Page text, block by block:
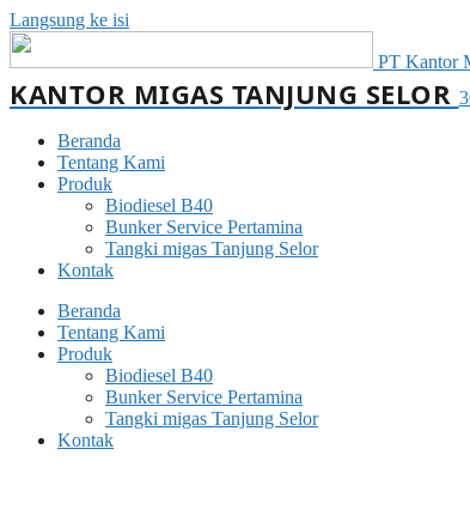
Langsung ke isi
PT Kantor
KANTOR MIGAS TANJUNG SELOR
Beranda
Tentang Kami
Produk
Biodiesel B40
Bunker Service Pertamina
Tangki migas Tanjung Selor
Kontak
Beranda
Tentang Kami
Produk
Biodiesel B40
Bunker Service Pertamina
Tangki migas Tanjung Selor
Kontak